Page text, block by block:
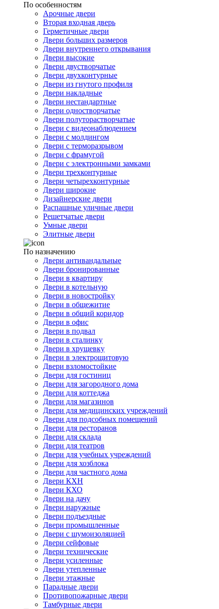
По особенностям
Арочные двери
Вторая входная дверь
Герметичные двери
Двери больших размеров
Двери внутреннего открывания
Двери высокие
Двери двустворчатые
Двери двухконтурные
Двери из гнутого профиля
Двери накладные
Двери нестандартные
Двери одностворчатые
Двери полуторастворчатые
Двери с видеонаблюдением
Двери с молдингом
Двери с терморазрывом
Двери с фрамугой
Двери с электронными замками
Двери трехконтурные
Двери четырехконтурные
Двери широкие
Дизайнерские двери
Распашные уличные двери
Решетчатые двери
Умные двери
Элитные двери
По назначению
Двери антивандальные
Двери бронированные
Двери в квартиру
Двери в котельную
Двери в новостройку
Двери в общежитие
Двери в общий коридор
Двери в офис
Двери в подвал
Двери в сталинку
Двери в хрущевку
Двери в электрощитовую
Двери взломостойкие
Двери для гостиниц
Двери для загородного дома
Двери для коттеджа
Двери для магазинов
Двери для медицинских учреждений
Двери для подсобных помещений
Двери для ресторанов
Двери для склада
Двери для театров
Двери для учебных учреждений
Двери для хозблока
Двери для частного дома
Двери КХН
Двери КХО
Двери на дачу
Двери наружные
Двери подъездные
Двери промышленные
Двери с шумоизоляцией
Двери сейфовые
Двери технические
Двери усиленные
Двери утепленные
Двери этажные
Парадные двери
Противопожарные двери
Тамбурные двери